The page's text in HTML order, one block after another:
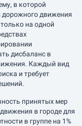
в которой
дорожного движения
на одной
дисбаланс в
Каждый вид
и требует
принятых мер
в городе для
в группе на 1%